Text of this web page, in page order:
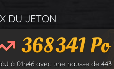
DU JETON
368 341Po
à 01h46 avec une hausse de 443